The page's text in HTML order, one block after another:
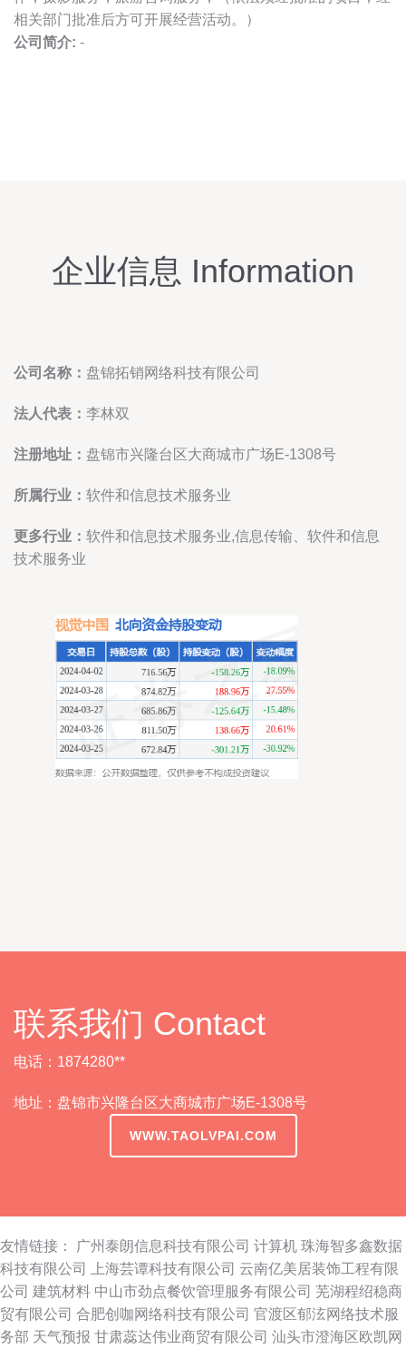
相关部门批准后方可开展经营活动。）
公司简介: -
企业信息 Information
公司名称： 盘锦拓销网络科技有限公司
法人代表： 李林双
注册地址： 盘锦市兴隆台区大商城市广场E-1308号
所属行业： 软件和信息技术服务业
更多行业： 软件和信息技术服务业,信息传输、软件和信息
技术服务业
联系我们 Contact
电话：1874280**
地址：盘锦市兴隆台区大商城市广场E-1308号
WWW.TAOLVPAI.COM
友情链接： 广州泰朗信息科技有限公司 计算机 珠海智多鑫数据
科技有限公司
上海芸谭科技有限公司 云南亿美居装饰工程有限
公司 建筑材料 中山市劲点餐饮管理服务有限公司 芜湖程绍稳商
贸有限公司 合肥创咖网络科技有限公司 官渡区郁泫网络技术服
务部 天气预报 甘肃蕊达伟业商贸有限公司 汕头市澄海区欧凯网